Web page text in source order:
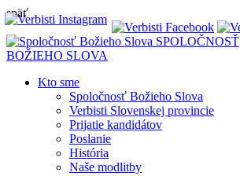
späť
SPOLOČNOSŤ
BOŽIEHO SLOVA
Kto sme
Spoločnosť Božieho Slova
Verbisti Slovenskej provincie
Prijatie kandidátov
Poslanie
História
Naše modlitby